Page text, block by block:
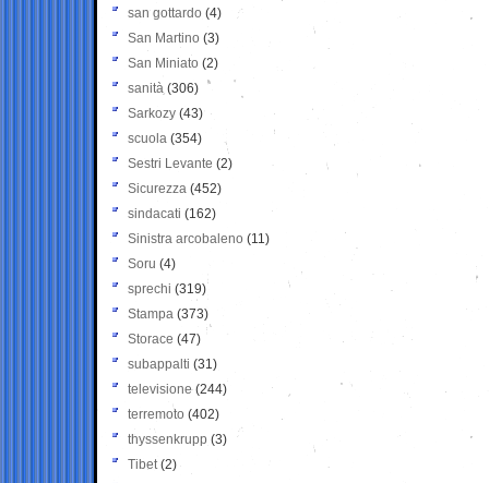
san gottardo (4)
San Martino (3)
San Miniato (2)
sanità (306)
Sarkozy (43)
scuola (354)
Sestri Levante (2)
Sicurezza (452)
sindacati (162)
Sinistra arcobaleno (11)
Soru (4)
sprechi (319)
Stampa (373)
Storace (47)
subappalti (31)
televisione(244)
terremoto (402)
thyssenkrupp (3)
Tibet(2)